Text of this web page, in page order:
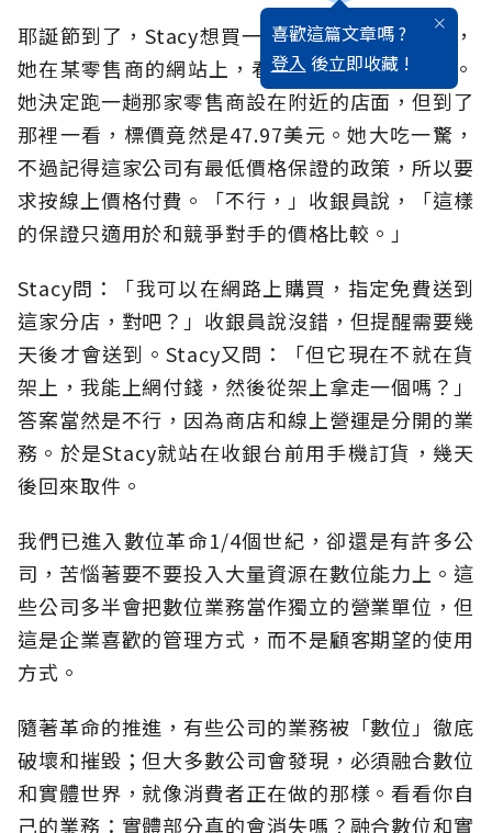
喜歡這篇文章嗎 ?
登入 後立即收藏 !
耶誕節到了，Stacy想買一款電動遊戲送給女兒，
她在某零售商的網站上，看到售價是29.97美元。
她決定跑一趟那家零售商設在附近的店面，但到了
那裡一看，標價竟然是47.97美元。她大吃一驚，
不過記得這家公司有最低價格保證的政策，所以要
求按線上價格付費。「不行，」收銀員說，「這樣
的保證只適用於和競爭對手的價格比較。」
Stacy問：「我可以在網路上購買，指定免費送到
這家分店，對吧？」收銀員說沒錯，但提醒需要幾
天後才會送到。Stacy又問：「但它現在不就在貨
架上，我能上網付錢，然後從架上拿走一個嗎？」
答案當然是不行，因為商店和線上營運是分開的業
務。於是Stacy就站在收銀台前用手機訂貨，幾天
後回來取件。
我們已進入數位革命1/4個世紀，卻還是有許多公
司，苦惱著要不要投入大量資源在數位能力上。這
些公司多半會把數位業務當作獨立的營業單位，但
這是企業喜歡的管理方式，而不是顧客期望的使用
方式。
隨著革命的推進，有些公司的業務被「數位」徹底
破壞和摧毀；但大多數公司會發現，必須融合數位
和實體世界，就像消費者正在做的那樣。看看你自
己的業務：實體部分真的會消失嗎？融合數位和實